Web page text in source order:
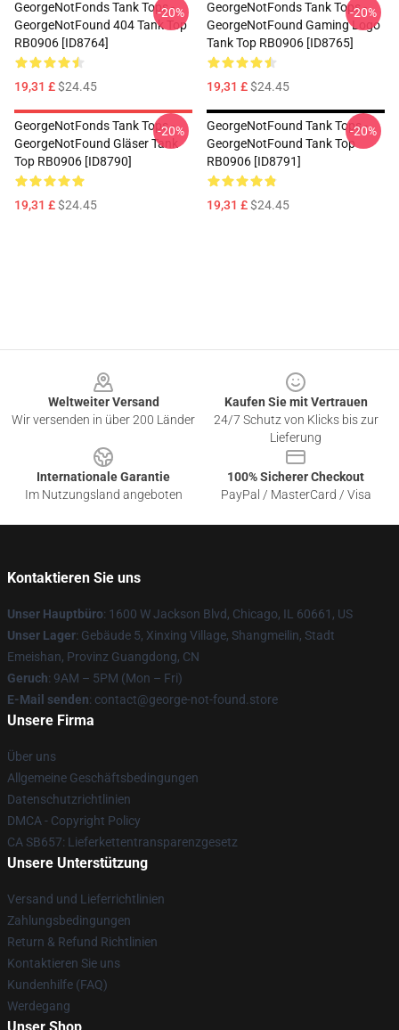
GeorgeNotFonds Tank Tops -
GeorgeNotFound 404 Tank Top
RB0906 [ID8764]
19,31 £$24.45
-20%
GeorgeNotFonds Tank Tops -
GeorgeNotFound Gaming Logo
Tank Top RB0906 [ID8765]
19,31 £$24.45
-20%
GeorgeNotFonds Tank Tops -
GeorgeNotFound Gläser Tank
Top RB0906 [ID8790]
19,31 £$24.45
-20%
GeorgeNotFound Tank Tops -
GeorgeNotFound Tank Top
RB0906 [ID8791]
19,31 £$24.45
-20%
Weltweiter Versand
Wir versenden in über 200 Länder
Kaufen Sie mit Vertrauen
24/7 Schutz von Klicks bis zur
Lieferung
Internationale Garantie
Im Nutzungsland angeboten
100% Sicherer Checkout
PayPal / MasterCard / Visa
Kontaktieren Sie uns
Unser Hauptbüro: 1600 W Jackson Blvd, Chicago, IL 60661, US
Unser Lager: Gebäude 5, Xinxing Village, Shangmeilin, Stadt
Emeishan, Provinz Guangdong, CN
Geruch: 9AM – 5PM (Mon – Fri)
E-Mail senden: contact@george-not-found.store
Unsere Firma
Über uns
Allgemeine Geschäftsbedingungen
Datenschutzrichtlinien
DMCA - Copyright Policy
CA SB657: Lieferkettentransparenzgesetz
Unsere Unterstützung
Versand und Lieferrichtlinien
Zahlungsbedingungen
Return & Refund Richtlinien
Kontaktieren Sie uns
Kundenhilfe (FAQ)
Werdegang